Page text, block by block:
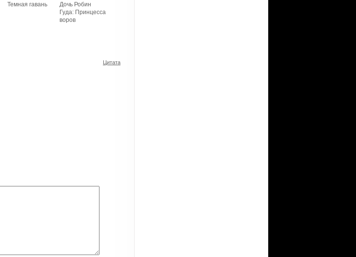
Темная гавань
Дочь Робин
Гуда: Принцесса
воров
Цитата